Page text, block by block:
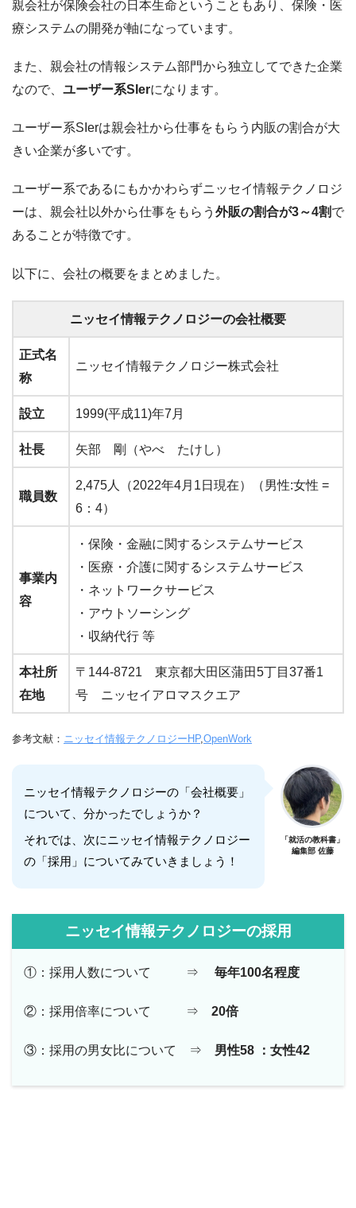
親会社が保険会社の日本生命ということもあり、保険・医
療システムの開発が軸になっています。
また、親会社の情報システム部門から独立してできた企業
なので、 ユーザー系SIerになります。
ユーザー系SIerは親会社から仕事をもらう内販の割合が大
きい企業が多いです。
ユーザー系であるにもかかわらずニッセイ情報テクノロジ
ーは、親会社以外から仕事をもらう 外販の割合が3～4割で
あることが特徴です。
以下に、会社の概要をまとめました。
ニッセイ情報テクノロジーの会社概要
正式名
称
ニッセイ情報テクノロジー株式会社
設立 1999(平成11)年7月
社長 矢部 剛（やべ たけし）
職員数
2,475人（2022年4月1日現在）（男性:女性 =
6：4）
事業内
容
・保険・金融に関するシステムサービス
・医療・介護に関するシステムサービス
・ネットワークサービス
・アウトソーシング
・収納代行 等
本社所
在地
〒144-8721 東京都大田区蒲田5丁目37番1
号 ニッセイアロマスクエア
参考文献： ニッセイ情報テクノロジーHP, OpenWork
ニッセイ情報テクノロジーの「会社概要」
について、分かったでしょうか？
それでは、次にニッセイ情報テクノロジー
の「採用」についてみていきましょう！
「就活の教科書」
編集部 佐藤
ニッセイ情報テクノロジーの採用
①：採用人数について ⇒ 毎年100名程度
②：採用倍率について ⇒ 20倍
③：採用の男女比について ⇒ 男性58 ：女性42